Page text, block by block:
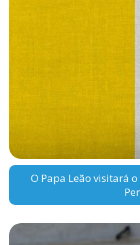
O Papa Leão visitará